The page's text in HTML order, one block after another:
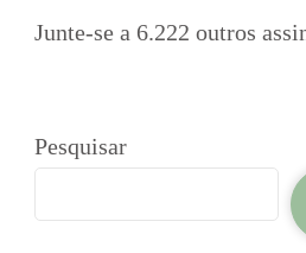
Junte-se a 6.222 outros
Pesquisar